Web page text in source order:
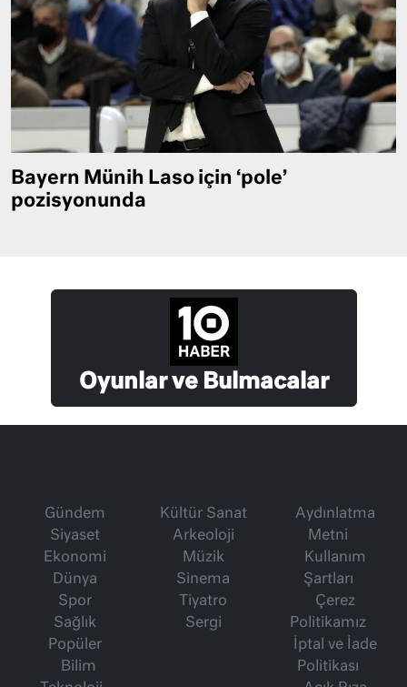
Bayern Münih Laso için ‘pole’
pozisyonunda
Oyunlar ve Bulmacalar
Gündem
Siyaset
Ekonomi
Dünya
Spor
Sağlık
Popüler
Bilim
Kültür Sanat
Arkeoloji
Müzik
Sinema
Tiyatro
Sergi
Aydınlatma
Metni
Kullanım
Şartları
Çerez
Politikamız
İptal ve İade
Politikası